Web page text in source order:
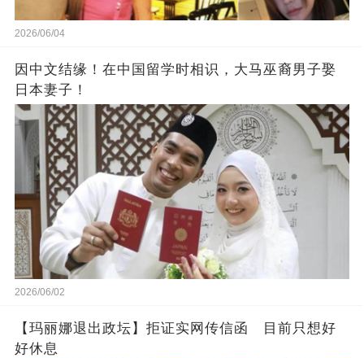
2026/06/04
因中文结缘！在中国留学时相识，大马巫裔男子娶
日本妻子！
2026/06/02
【玛丽娜退出政坛】拒证实网传信函 目前只想好
好休息